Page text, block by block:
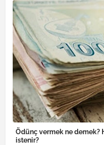
Ödünç vermek ne
istenir?